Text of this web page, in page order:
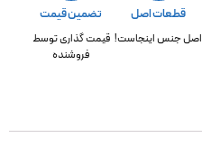
قطعات اصل
اصل جنس اینجاست!
تضمین قیمت
قیمت گذاری توسط
فروشنده